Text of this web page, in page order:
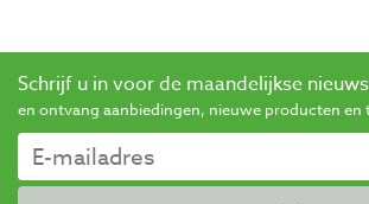
Schrijf u in voor de maandelijkse
en ontvang aanbiedingen, nieuwe producten en